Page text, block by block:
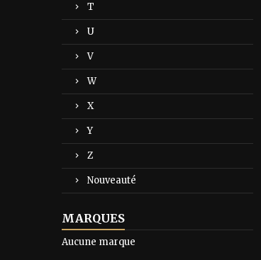
T
U
V
W
X
Y
Z
Nouveauté
MARQUES
Aucune marque